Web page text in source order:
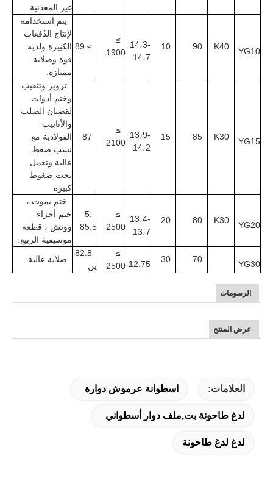
غير المعدنية .
YG10
K40
90
10
14،3-
14،7
≥
1900
≥
89
يتم استخدامه
لإنتاج الدُفعات
الكبيرة ولديه
قوة وصلابة
ممتازة.
YG15
K30
85
15
13،9-
14،2
≥
2100
87
تزوير وتثقيب
وختم أدوات
لقضبان الصلب
والأنابيب
الفولاذية مع
نسب ضغط
تحت ضغوط
كبيرة
YG20
K30
80
20
13،4-
13،7
≥
2500
85.5
ختم يموت ،
ختم أجزاء
ووتش ، قطعة
موسيقية الربيع.
YG30
70
30
12.75
≥
2500
82.8
ين
صلابة عالية
الرسومات
عرض المنتج
العلامات: اسطوانة عرموش دوارة
لدغ طاحونة بت,ملف دوار أسطواني
لدغ لدغ طاحونة